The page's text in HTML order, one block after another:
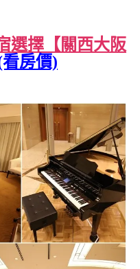
選擇【關西大阪
看房價)